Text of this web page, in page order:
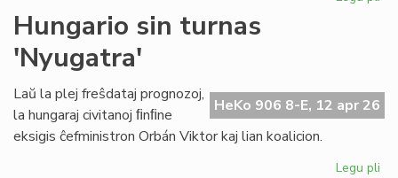
Hungario sin turnas
'Nyugatra'
HeKo 906 8-E, 12 apr 26
Laŭ la plej freŝdataj prognozoj,
la hungaraj civitanoj ﬁnﬁne
eksigis ĉefministron Orbán Viktor kaj lian koalicion.
Legu pli